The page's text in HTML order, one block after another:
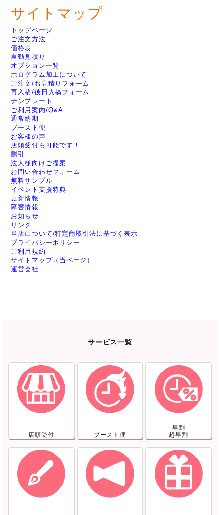
サイトマップ
トップページ
ご注文方法
価格表
自動見積り
オプション一覧
ホログラム加工について
ご注文/お見積りフォーム
再入稿/後日入稿フォーム
テンプレート
ご利用案内/Q&A
通常納期
ブースト便
お客様の声
店頭受付も可能です！
割引
法人様向けご提案
お問い合わせフォーム
無料サンプル
イベント支援特典
更新情報
障害情報
お知らせ
リンク
当店について/特定商取引法に基づく表示
プライバシーポリシー
ご利用規約
サイトマップ（当ページ）
運営会社
サービス一覧
店頭受付 ブースト便
早割
超早割